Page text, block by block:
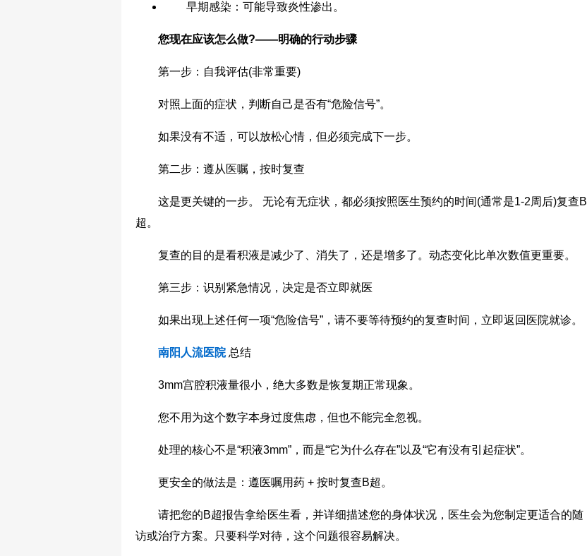
早期感染：可能导致炎性渗出。
您现在应该怎么做?——明确的行动步骤
第一步：自我评估(非常重要)
对照上面的症状，判断自己是否有“危险信号”。
如果没有不适，可以放松心情，但必须完成下一步。
第二步：遵从医嘱，按时复查
这是更关键的一步。 无论有无症状，都必须按照医生预约的时间(通常是1-2周后)复查B
超。
复查的目的是看积液是减少了、消失了，还是增多了。动态变化比单次数值更重要。
第三步：识别紧急情况，决定是否立即就医
如果出现上述任何一项“危险信号”，请不要等待预约的复查时间，立即返回医院就诊。
南阳人流医院总结
3mm宫腔积液量很小，绝大多数是恢复期正常现象。
您不用为这个数字本身过度焦虑，但也不能完全忽视。
处理的核心不是“积液3mm”，而是“它为什么存在”以及“它有没有引起症状”。
更安全的做法是：遵医嘱用药 + 按时复查B超。
请把您的B超报告拿给医生看，并详细描述您的身体状况，医生会为您制定更适合的随
访或治疗方案。只要科学对待，这个问题很容易解决。